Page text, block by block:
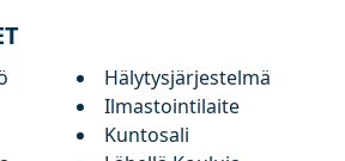
Hälytysjärjestelmä
Ilmastointilaite
Kuntosali